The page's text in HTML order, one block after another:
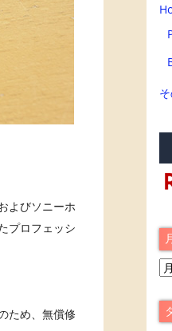
よびソニーホ
プロフェッシ
ため、無償修
月
ア
ー